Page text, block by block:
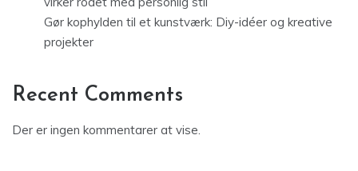
Gør kophylden til et kunstværk: Diy-idéer og kreative
projekter
Recent Comments
Der er ingen kommentarer at vise.